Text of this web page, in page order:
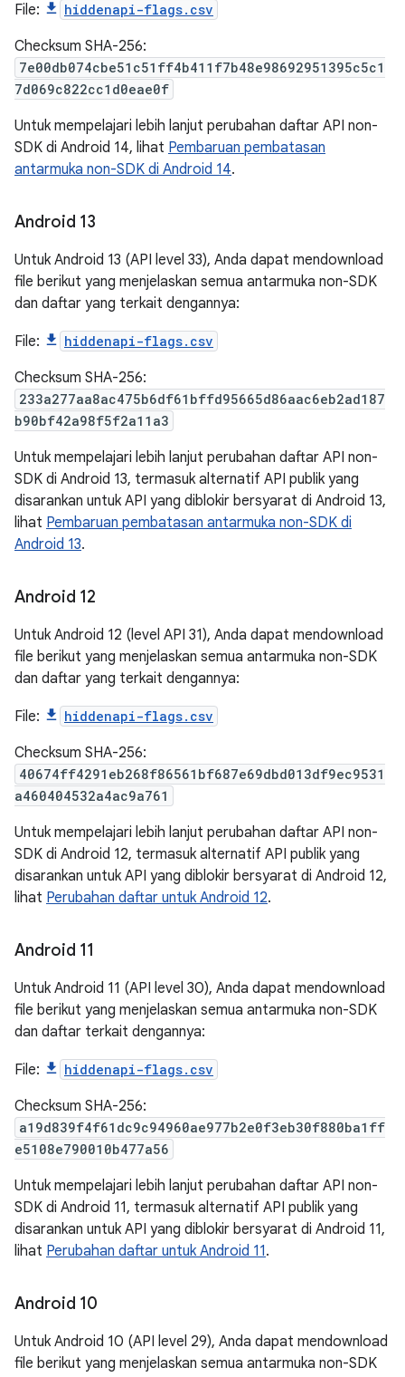
File: hiddenapi-flags.csv
Checksum SHA-256:
7e00db074cbe51c51ff4b411f7b48e98692951395c5c1
7d069c822cc1d0eae0f
Untuk mempelajari lebih lanjut perubahan daftar API non-
SDK di Android 14, lihat Pembaruan pembatasan
antarmuka non-SDK di Android 14.
Android 13
Untuk Android 13 (API level 33), Anda dapat mendownload
file berikut yang menjelaskan semua antarmuka non-SDK
dan daftar yang terkait dengannya:
File: hiddenapi-flags.csv
Checksum SHA-256:
233a277aa8ac475b6df61bffd95665d86aac6eb2ad187
b90bf42a98f5f2a11a3
Untuk mempelajari lebih lanjut perubahan daftar API non-
SDK di Android 13, termasuk alternatif API publik yang
disarankan untuk API yang diblokir bersyarat di Android 13,
lihat Pembaruan pembatasan antarmuka non-SDK di
Android 13.
Android 12
Untuk Android 12 (level API 31), Anda dapat mendownload
file berikut yang menjelaskan semua antarmuka non-SDK
dan daftar yang terkait dengannya:
File: hiddenapi-flags.csv
Checksum SHA-256:
40674ff4291eb268f86561bf687e69dbd013df9ec9531
a460404532a4ac9a761
Untuk mempelajari lebih lanjut perubahan daftar API non-
SDK di Android 12, termasuk alternatif API publik yang
disarankan untuk API yang diblokir bersyarat di Android 12,
lihat Perubahan daftar untuk Android 12.
Android 11
Untuk Android 11 (API level 30), Anda dapat mendownload
file berikut yang menjelaskan semua antarmuka non-SDK
dan daftar terkait dengannya:
File: hiddenapi-flags.csv
Checksum SHA-256:
a19d839f4f61dc9c94960ae977b2e0f3eb30f880ba1ff
e5108e790010b477a56
Untuk mempelajari lebih lanjut perubahan daftar API non-
SDK di Android 11, termasuk alternatif API publik yang
disarankan untuk API yang diblokir bersyarat di Android 11,
lihat Perubahan daftar untuk Android 11.
Android 10
Untuk Android 10 (API level 29), Anda dapat mendownload
file berikut yang menjelaskan semua antarmuka non-SDK